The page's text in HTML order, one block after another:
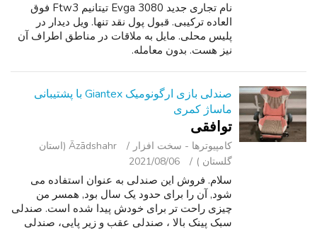
نام تجاری جدید Evga 3080 تیتانیم Ftw3 فوق
العاده ترکیبی. قبول پول نقد تنها. ویل دیدار در
پلیس محلی. مایل به ملاقات در مناطق اطراف آن
نیز هست. بدون معامله.
صندلی بازی ارگونومیک Giantex با پشتیبانی
ماساژ کمری
توافقی
کامپیوترها - سخت ‌افزار
Āzādshahr (استان
گلستان )
2021/08/06
سلام. فروش این صندلی به عنوان استفاده می
شود, آن را برای حدود یک سال بود, همسر من
چیزی راحت تر برای خودش پیدا شده است. صندلی
سبک پینک بالا ، صندلی عقب و زیر پایی، صندلی